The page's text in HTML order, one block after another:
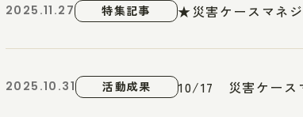
2025.11.27 特集記事 ★災害ケースマネジ
2025.10.31 活動成果 10/17 災害ケース